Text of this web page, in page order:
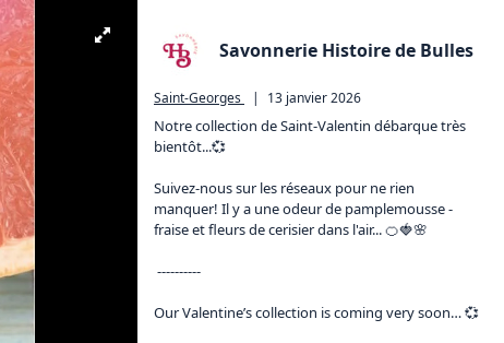
Savonnerie Histoire de Bulles
Saint-Georges | 13 janvier 2026
Notre collection de Saint-Valentin débarque très
bientôt...💞
Suivez-nous sur les réseaux pour ne rien
manquer! Il y a une odeur de pamplemousse -
fraise et fleurs de cerisier dans l'air... 🍊🍓🌸
Our Valentine’s collection is coming very soon… 💞